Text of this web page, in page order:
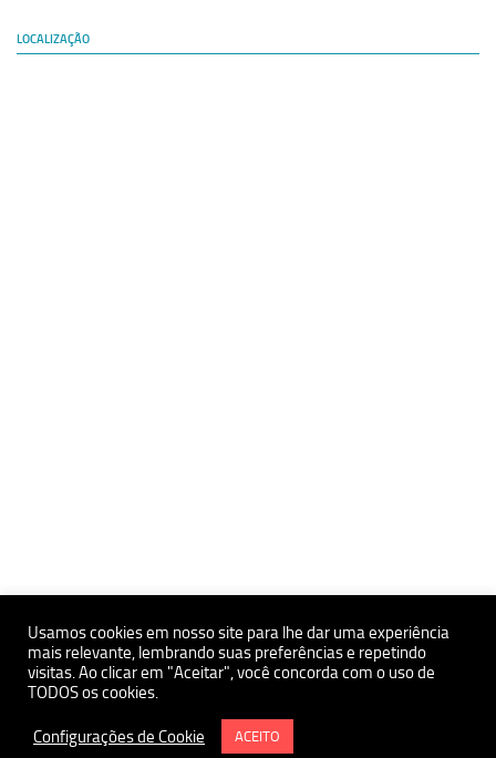
LOCALIZAÇÃO
Políticas de Privacidade e Proteçãoa de Dados Pessoais
Instituto de Estudos Avançados da USP Polo Ribeirão Preto
Usamos cookies em nosso site para lhe dar uma experiência
mais relevante, lembrando suas preferências e repetindo
visitas. Ao clicar em "Aceitar", você concorda com o uso de
TODOS os cookies.
Configurações de Cookie ACEITO